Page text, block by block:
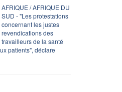
AFRIQUE / AFRIQUE DU
SUD - "Les protestations
concernant les justes
revendications des
travailleurs de la santé
patients", déclare